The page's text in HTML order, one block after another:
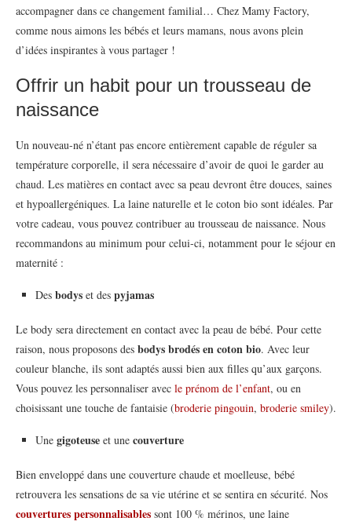
accompagner dans ce changement familial… Chez Mamy Factory,
comme nous aimons les bébés et leurs mamans, nous avons plein
d’idées inspirantes à vous partager !
Offrir un habit pour un trousseau de
naissance
Un nouveau-né n’étant pas encore entièrement capable de réguler sa
température corporelle, il sera nécessaire d’avoir de quoi le garder au
chaud. Les matières en contact avec sa peau devront être douces, saines
et hypoallergéniques. La laine naturelle et le coton bio sont idéales. Par
votre cadeau, vous pouvez contribuer au trousseau de naissance. Nous
recommandons au minimum pour celui-ci, notamment pour le séjour en
maternité :
Des bodys et des pyjamas
Le body sera directement en contact avec la peau de bébé. Pour cette
raison, nous proposons des bodys brodés en coton bio. Avec leur
couleur blanche, ils sont adaptés aussi bien aux filles qu’aux garçons.
Vous pouvez les personnaliser avec le prénom de l’enfant, ou en
choisissant une touche de fantaisie (broderie pingouin, broderie smiley).
Une gigoteuse et une couverture
Bien enveloppé dans une couverture chaude et moelleuse, bébé
retrouvera les sensations de sa vie utérine et se sentira en sécurité. Nos
couvertures personnalisables sont 100 % mérinos, une laine